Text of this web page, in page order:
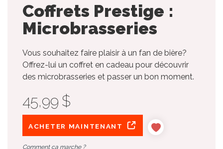
Coffrets Prestige :
Microbrasseries
Vous souhaitez faire plaisir à un fan de bière?
Offrez-lui un coffret en cadeau pour découvrir
des microbrasseries et passer un bon moment.
45,99 $
ACHETER MAINTENANT
Comment ça marche ?